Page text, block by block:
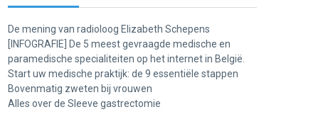
De mening van radioloog Elizabeth Schepens
[INFOGRAFIE] De 5 meest gevraagde medische en
paramedische specialiteiten op het internet in België.
Start uw medische praktijk: de 9 essentiële stappen
Bovenmatig zweten bij vrouwen
Alles over de Sleeve gastrectomie